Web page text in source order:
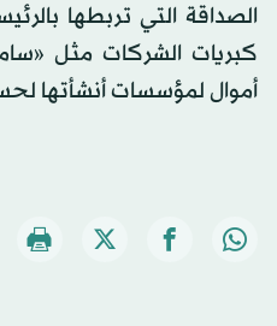
الصداقة التي تربطها
كبريات الشركات مثل
أموال لمؤسسات أنشأتها